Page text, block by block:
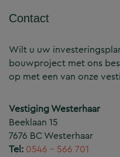
Contact
Wilt u uw
bouwproject met ons
op met een van onze
Vestiging Westerhaar
Beeklaan 15
7676 BC Westerhaar
Tel: 0546 – 566 701